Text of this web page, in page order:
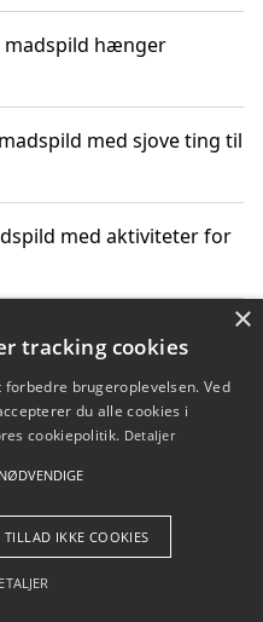
madspild hænger
med sjove ting til
med aktiviteter for
Pilanto Aps
Betingelser
×
tracking cookies
brugeroplevelsen. Ved
du alle cookies i
cookiepolitik. Detaljer
TILLAD IKKE COOKIES